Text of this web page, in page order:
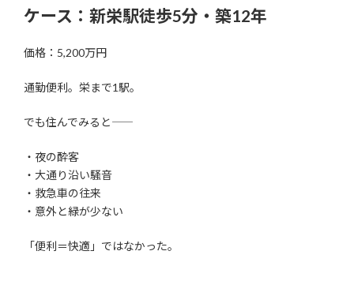
ケース：新栄駅徒歩5分・築12年
価格：5,200万円
通勤便利。栄まで1駅。
でも住んでみると――
・夜の酔客
・大通り沿い騒音
・救急車の往来
・意外と緑が少ない
「便利＝快適」ではなかった。